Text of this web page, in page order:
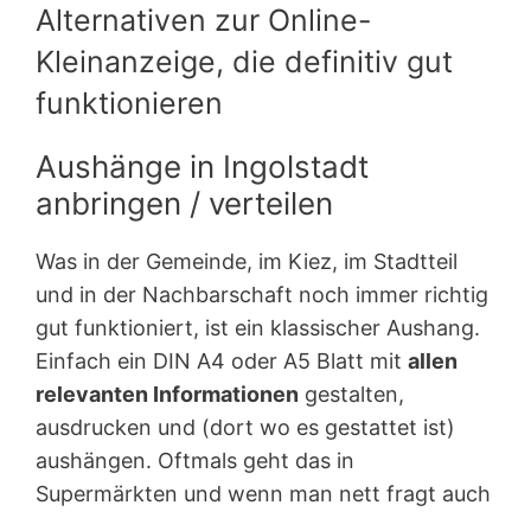
Alternativen zur Online-
Kleinanzeige, die definitiv gut
funktionieren
Aushänge in Ingolstadt
anbringen / verteilen
Was in der Gemeinde, im Kiez, im Stadtteil
und in der Nachbarschaft noch immer richtig
gut funktioniert, ist ein klassischer Aushang.
Einfach ein DIN A4 oder A5 Blatt mit allen
relevanten Informationen gestalten,
ausdrucken und (dort wo es gestattet ist)
aushängen. Oftmals geht das in
Supermärkten und wenn man nett fragt auch